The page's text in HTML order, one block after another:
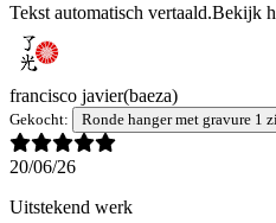
Tekst automatisch vertaald.Bekijk
francisco javier(baeza)
Gekocht: Ronde hanger met gravure 1
20/06/26
Uitstekend werk